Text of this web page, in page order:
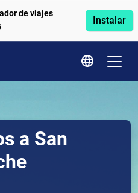
de viajes
Instalar
a San